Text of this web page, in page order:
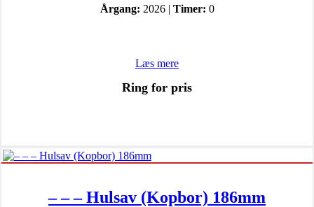
Årgang: 2026 | Timer: 0
Læs mere
Ring for pris
– – – Hulsav (Kopbor) 186mm